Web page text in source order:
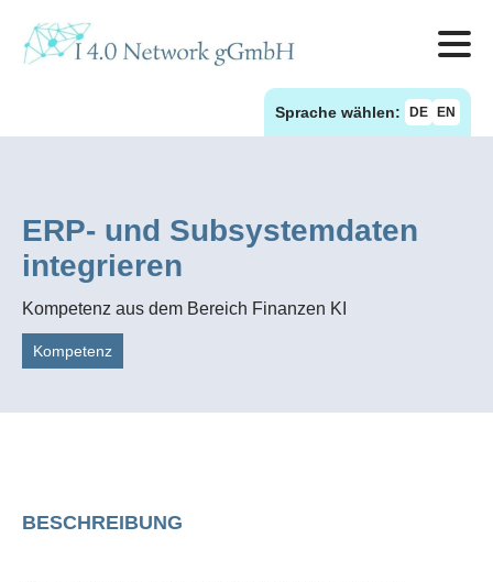
Sprache wählen: DE EN
ERP- und Subsystemdaten
integrieren
Kompetenz aus dem Bereich Finanzen KI
Kompetenz
BESCHREIBUNG